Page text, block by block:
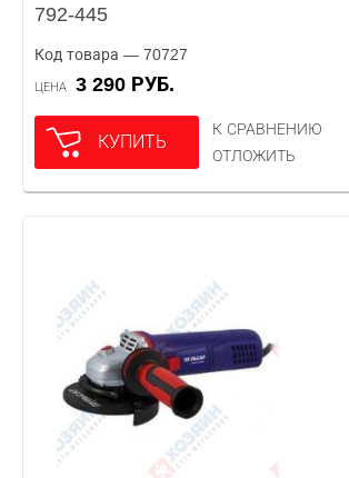
792-445
Код товара — 70727
ЦЕНА 3 290 РУБ.
КУПИТЬ
К СРАВНЕНИЮ
ОТЛОЖИТЬ